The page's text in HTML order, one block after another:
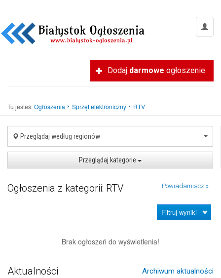
Dodaj darmowe ogłoszenie
Tu jesteś:Ogłoszenia Sprzęt elektroniczny RTV
Przeglądaj według regionów
Przeglądaj kategorie
Ogłoszenia z kategorii: RTV Powiadamiacz »
Filtruj wyniki
Brak ogłoszeń do wyświetlenia!
Aktualności Archiwum aktualności